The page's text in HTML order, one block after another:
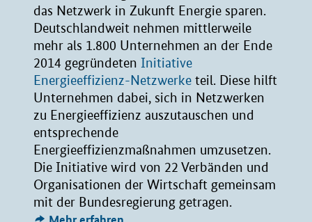
das Netzwerk in Zukunft Energie sparen.
Deutschlandweit nehmen mittlerweile
mehr als 1.800 Unternehmen an der Ende
2014 gegründeten Initiative
Energieeffizienz-Netzwerke teil. Diese hilft
Unternehmen dabei, sich in Netzwerken
zu Energieeffizienz auszutauschen und
entsprechende
Energieeffizienzmaßnahmen umzusetzen.
Die Initiative wird von 22 Verbänden und
Organisationen der Wirtschaft gemeinsam
mit der Bundesregierung getragen.